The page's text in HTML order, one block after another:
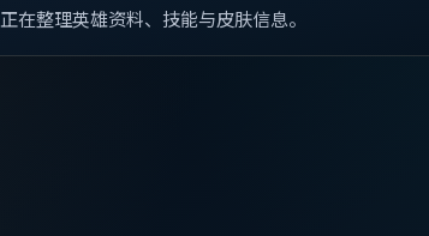
正在整理英雄资料、技能与皮肤信息。